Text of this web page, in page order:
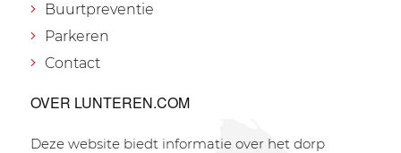
Buurtpreventie
Parkeren
Contact
OVER LUNTEREN.COM
Deze website biedt informatie over het dorp